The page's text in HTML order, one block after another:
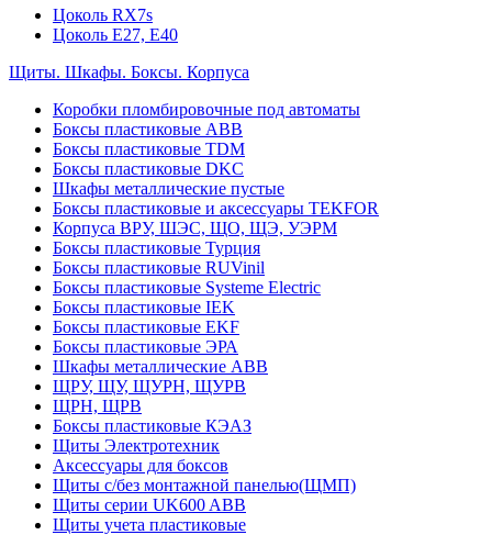
Цоколь RX7s
Цоколь Е27, E40
Щиты. Шкафы. Боксы. Корпуса
Коробки пломбировочные под автоматы
Боксы пластиковые ABB
Боксы пластиковые TDM
Боксы пластиковые DKC
Шкафы металлические пустые
Боксы пластиковые и аксессуары TEKFOR
Корпуса ВРУ, ШЭС, ЩО, ЩЭ, УЭРМ
Боксы пластиковые Турция
Боксы пластиковые RUVinil
Боксы пластиковые Systeme Electric
Боксы пластиковые IEK
Боксы пластиковые EKF
Боксы пластиковые ЭРА
Шкафы металлические ABB
ЩРУ, ЩУ, ЩУРН, ЩУРВ
ЩРН, ЩРВ
Боксы пластиковые КЭАЗ
Щиты Электротехник
Аксессуары для боксов
Щиты с/без монтажной панелью(ЩМП)
Щиты серии UK600 ABB
Щиты учета пластиковые